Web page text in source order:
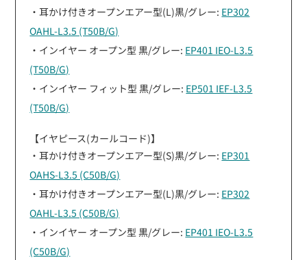
・耳かけ付きオープンエアー型(L)黒/グレー: EP302
OAHL-L3.5 (T50B/G)
・インイヤー オープン型 黒/グレー: EP401 IEO-L3.5
(T50B/G)
・インイヤー フィット型 黒/グレー: EP501 IEF-L3.5
(T50B/G)
【イヤピース(カールコード)】
・耳かけ付きオープンエアー型(S)黒/グレー: EP301
OAHS-L3.5 (C50B/G)
・耳かけ付きオープンエアー型(L)黒/グレー: EP302
OAHL-L3.5 (C50B/G)
・インイヤー オープン型 黒/グレー: EP401 IEO-L3.5
(C50B/G)